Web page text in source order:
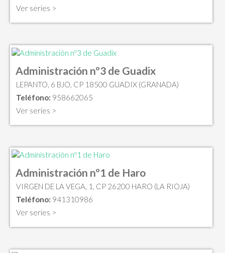
Ver series >
Administración nº3 de Guadix
LEPANTO, 6 BJO, CP 18500 GUADIX (GRANADA)
Teléfono: 958662065
Ver series >
Administración nº1 de Haro
VIRGEN DE LA VEGA, 1, CP 26200 HARO (LA RIOJA)
Teléfono: 941310986
Ver series >